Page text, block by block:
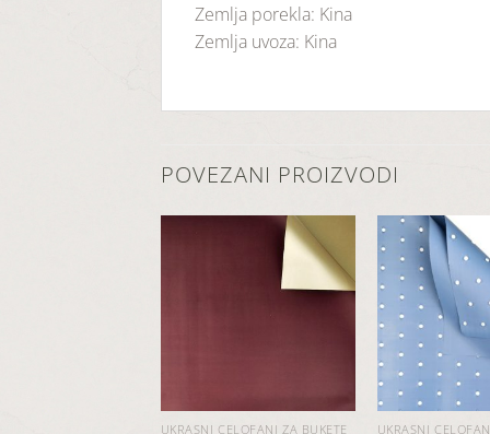
Zemlja porekla: Kina
Zemlja uvoza: Kina
POVEZANI PROIZVODI
UKRASNI CELOFANI ZA BUKETE UKRASNI